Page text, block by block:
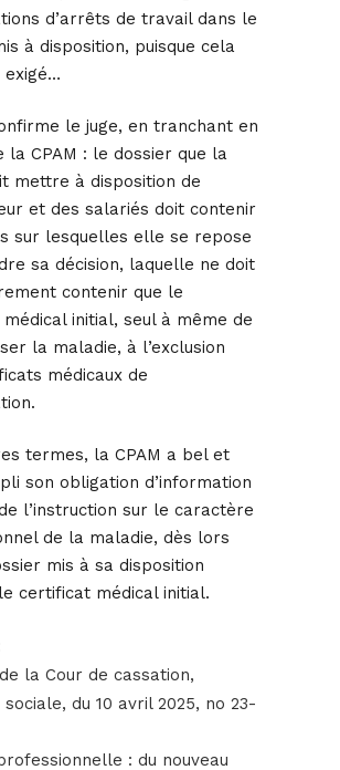
d’arrêts de travail dans le
à disposition, puisque cela
exigé…
le juge, en tranchant en
la CPAM : le dossier que la
mettre à disposition de
et des salariés doit contenir
sur lesquelles elle se repose
sa décision, laquelle ne doit
contenir que le
initial, seul à même de
la maladie, à l’exclusion
médicaux de
termes, la CPAM a bel et
son obligation d’information
l’instruction sur le caractère
de la maladie, dès lors
mis à sa disposition
certificat médical initial.
la Cour de cassation,
du 10 avril 2025, no 23-
: du nouveau